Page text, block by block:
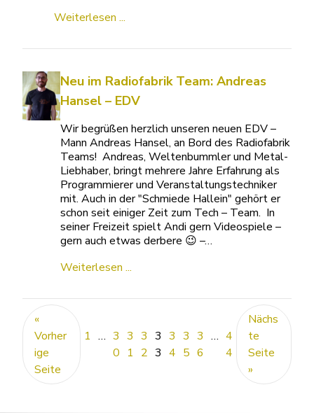
Weiterlesen ...
Neu im Radiofabrik Team: Andreas
Hansel – EDV
Wir begrüßen herzlich unseren neuen EDV –
Mann Andreas Hansel, an Bord des Radiofabrik
Teams! Andreas, Weltenbummler und Metal-
Liebhaber, bringt mehrere Jahre Erfahrung als
Programmierer und Veranstaltungstechniker
mit. Auch in der "Schmiede Hallein" gehört er
schon seit einiger Zeit zum Tech – Team. In
seiner Freizeit spielt Andi gern Videospiele –
gern auch etwas derbere 😉 –…
Weiterlesen ...
«
Vorher
ige
Seite
1 … 3
0
3
1
3
2
3
3
3
4
3
5
3
6
… 4
4
Nächs
te
Seite
»